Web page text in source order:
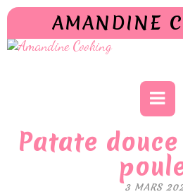
AMANDINE
Patate
3 MARS